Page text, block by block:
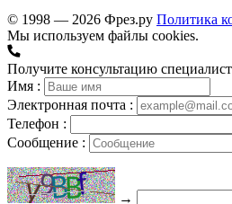
© 1998 — 2026 Фрез.ру Политика
Мы используем файлы cookies.
Получите консультацию
Имя :
Электронная почта :
Телефон :
Сообщение :
→